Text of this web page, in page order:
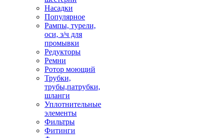
Насадки
Популярное
Рампы, турели,
оси, з/ч для
промывки
Редукторы
Ремни
Ротор моющий
Трубки,
трубы,патрубки,
шланги
Уплотнительные
элементы
Фильтры
Фитинги